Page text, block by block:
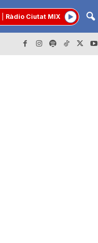
Ràdio Ciutat MIX